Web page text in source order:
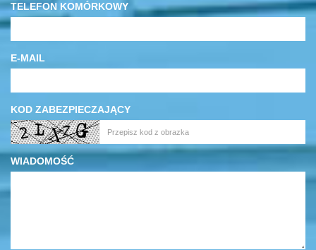
TELEFON KOMÓRKOWY
E-MAIL
KOD ZABEZPIECZAJĄCY
WIADOMOŚĆ